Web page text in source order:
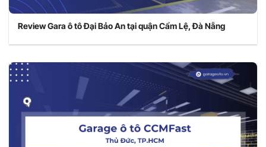
Review Gara ô tô Đại Bảo An tại quận Cẩm Lệ, Đà Nẵng